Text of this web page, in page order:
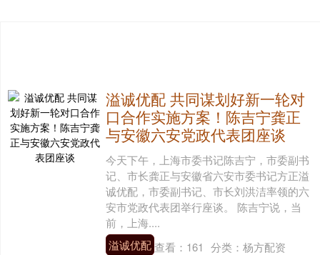
溢诚优配 共同谋划好新一轮对
口合作实施方案！陈吉宁龚正
与安徽六安党政代表团座谈
今天下午，上海市委书记陈吉宁，市委副书
记、市长龚正与安徽省六安市委书记方正溢
诚优配，市委副书记、市长刘洪洁率领的六
安市党政代表团举行座谈。 陈吉宁说，当
前，上海....
溢诚优配查看： 161 分类： 杨方配资